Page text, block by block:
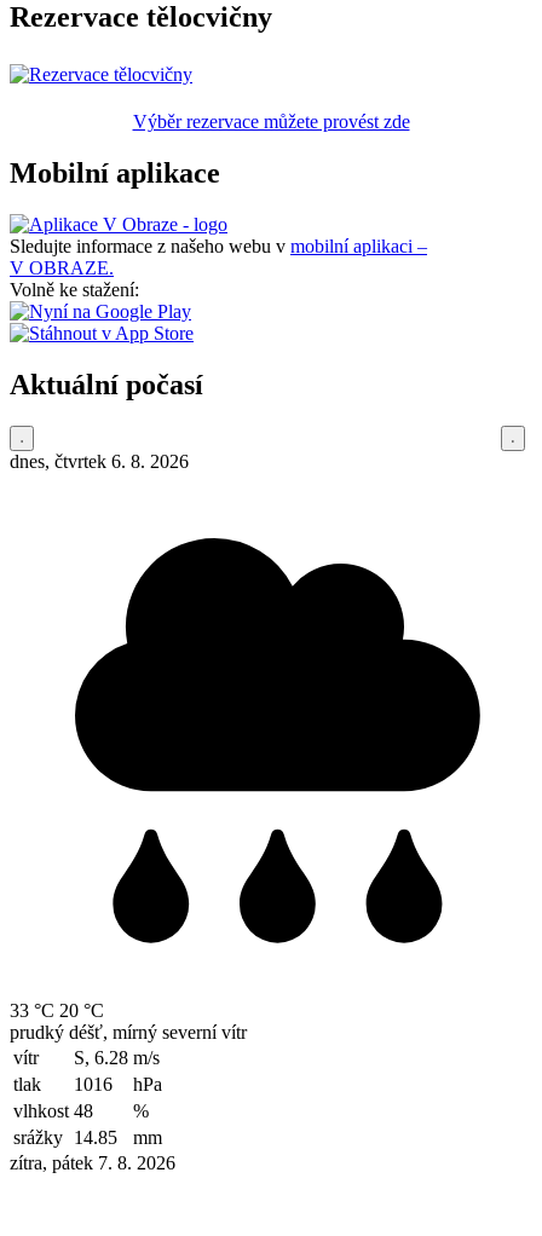
Rezervace tělocvičny
Výběr rezervace můžete provést zde
Mobilní aplikace
Sledujte informace z našeho webu v mobilní aplikaci –
V OBRAZE.
Volně ke stažení:
Aktuální počasí
dnes, čtvrtek 6. 8. 2026
33 °C 20 °C
prudký déšť, mírný severní vítr
vítr
S, 6.28 m/s
tlak
1016
hPa
vlhkost 48
%
srážky 14.85
mm
zítra, pátek 7. 8. 2026